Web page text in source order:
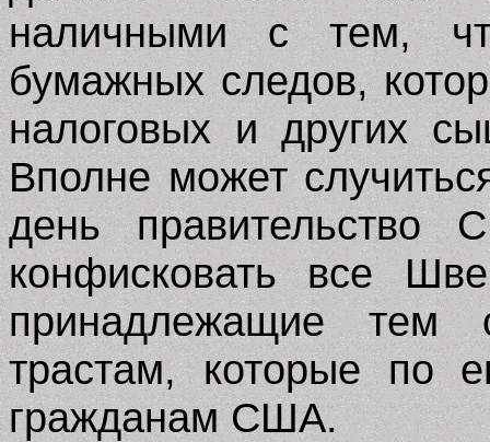
наличными с тем,
бумажных следов,
налоговых и других
Вполне может
день правительство
конфисковать все
принадлежащие тем
трастам, которые по
гражданам США.